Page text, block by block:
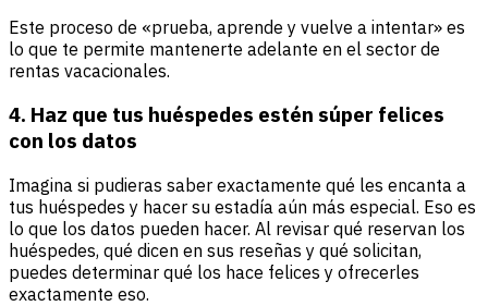
Este proceso de «prueba, aprende y vuelve a intentar» es
lo que te permite mantenerte adelante en el sector de
rentas vacacionales.
4. Haz que tus huéspedes estén súper felices
con los datos
Imagina si pudieras saber exactamente qué les encanta a
tus huéspedes y hacer su estadía aún más especial. Eso es
lo que los datos pueden hacer. Al revisar qué reservan los
huéspedes, qué dicen en sus reseñas y qué solicitan,
puedes determinar qué los hace felices y ofrecerles
exactamente eso.